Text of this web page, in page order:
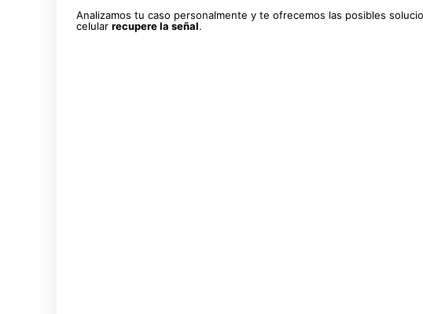
Analizamos tu caso personalmente y te ofrecemos las posibles
celular recupere la señal.